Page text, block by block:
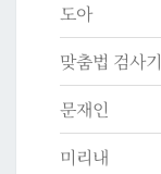
도아
맞춤법 검사기
문재인
미리내